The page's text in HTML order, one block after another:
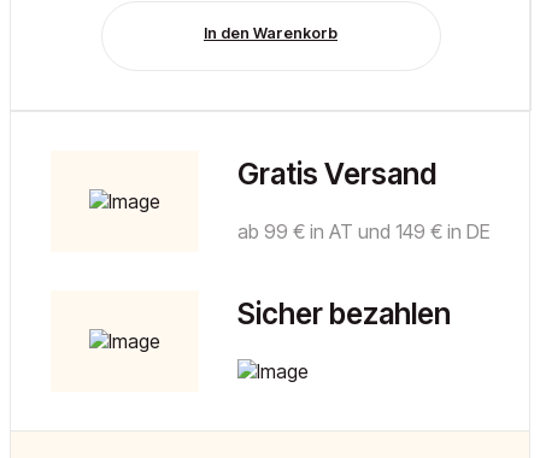
In den Warenkorb
Gratis Versand
ab 99 € in AT und 149 € in DE
Sicher bezahlen